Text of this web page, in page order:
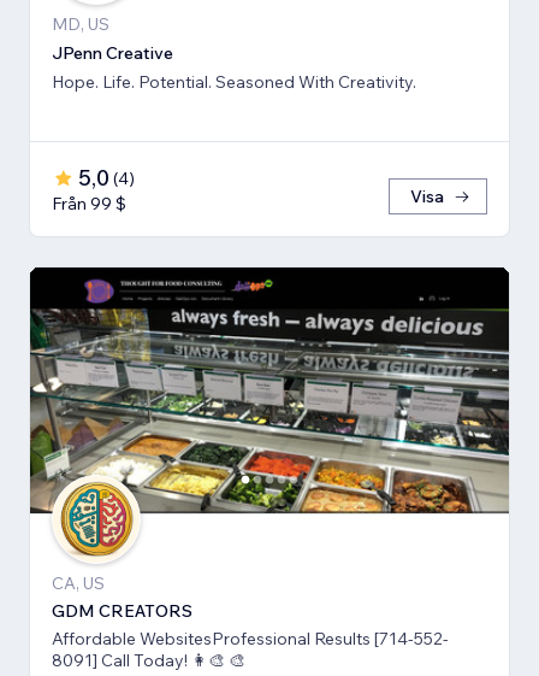
MD, US
JPenn Creative
Hope. Life. Potential. Seasoned With Creativity.
5,0 (4)
Från 99 $
Visa
CA, US
GDM CREATORS
Affordable WebsitesProfessional Results [714-552-
8091] Call Today! 👩‍🎨 🎨